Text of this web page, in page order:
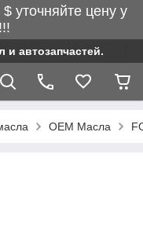
уточняйте цену у
и автозапчастей.
OEM Масла